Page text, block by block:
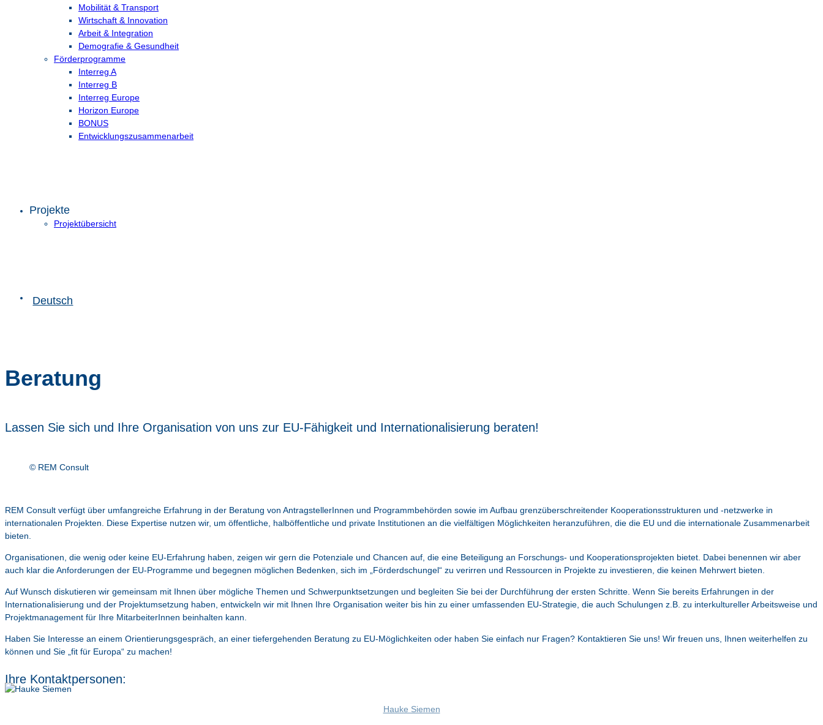
Mobilität & Transport
Wirtschaft & Innovation
Arbeit & Integration
Demografie & Gesundheit
Förderprogramme
Interreg A
Interreg B
Interreg Europe
Horizon Europe
BONUS
Entwicklungs­zusammenarbeit
Projekte
Projektübersicht
Deutsch
Beratung
Lassen Sie sich und Ihre Organisation von uns zur EU-Fähigkeit und Internationalisierung beraten!
© REM Consult
REM Consult verfügt über umfangreiche Erfahrung in der Beratung von AntragstellerInnen und Programmbehörden sowie im Aufbau grenzüberschreitender Kooperationsstrukturen und -netzwerke in
internationalen Projekten. Diese Expertise nutzen wir, um öffentliche, halböffentliche und private Institutionen an die vielfältigen Möglichkeiten heranzuführen, die die EU und die internationale Zusammenarbeit
bieten.
Organisationen, die wenig oder keine EU-Erfahrung haben, zeigen wir gern die Potenziale und Chancen auf, die eine Beteiligung an Forschungs- und Kooperationsprojekten bietet. Dabei benennen wir aber
auch klar die Anforderungen der EU-Programme und begegnen möglichen Bedenken, sich im „Förderdschungel“ zu verirren und Ressourcen in Projekte zu investieren, die keinen Mehrwert bieten.
Auf Wunsch diskutieren wir gemeinsam mit Ihnen über mögliche Themen und Schwerpunktsetzungen und begleiten Sie bei der Durchführung der ersten Schritte. Wenn Sie bereits Erfahrungen in der
Internationalisierung und der Projektumsetzung haben, entwickeln wir mit Ihnen Ihre Organisation weiter bis hin zu einer umfassenden EU-Strategie, die auch Schulungen z.B. zu interkultureller Arbeitsweise und
Projektmanagement für Ihre MitarbeiterInnen beinhalten kann.
Haben Sie Interesse an einem Orientierungsgespräch, an einer tiefergehenden Beratung zu EU-Möglichkeiten oder haben Sie einfach nur Fragen? Kontaktieren Sie uns! Wir freuen uns, Ihnen weiterhelfen zu
können und Sie „fit für Europa“ zu machen!
Ihre Kontaktpersonen:
Hauke Siemen